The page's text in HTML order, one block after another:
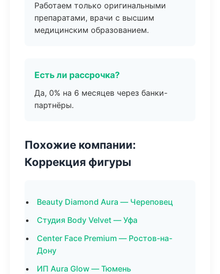
Работаем только оригинальными
препаратами, врачи с высшим
медицинским образованием.
Есть ли рассрочка?
Да, 0% на 6 месяцев через банки-
партнёры.
Похожие компании:
Коррекция фигуры
Beauty Diamond Aura — Череповец
Студия Body Velvet — Уфа
Center Face Premium — Ростов-на-
Дону
ИП Aura Glow — Тюмень